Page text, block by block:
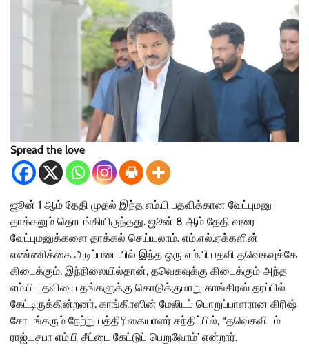
Spread the love
ஜூன் 1 ஆம் தேதி முதல் இந்த எம்.பி பதவிக்கான வேட்புமனு
தாக்கலும் தொடங்கியிருந்தது. ஜூன் 8 ஆம் தேதி வரை
வேட்புமனுக்களை தாக்கல் செய்யலாம். எம்.எல்.ஏக்களின்
எண்ணிக்கை அடிப்படையில் இந்த ஒரு எம்.பி பதவி தவெகவுக்கே
கிடைக்கும். இந்நிலையில்தான், தவெகவுக்கு கிடைக்கும் அந்த
எம்.பி பதவியை தங்களுக்கு கொடுக்குமாறு காங்கிரஸ் தரப்பில்
கேட்டிருக்கின்றனர். காங்கிரஸின் மேலிடப் பொறுப்பாளரான கிரிஷ்
சோடங்கரும் நேற்று பத்திரிகையாளர் சந்திப்பில், “தவெகவிடம்
ராஜ்யசபா எம்.பி சீட்டை கேட்டுப் பெறுவோம்’ என்றார்.